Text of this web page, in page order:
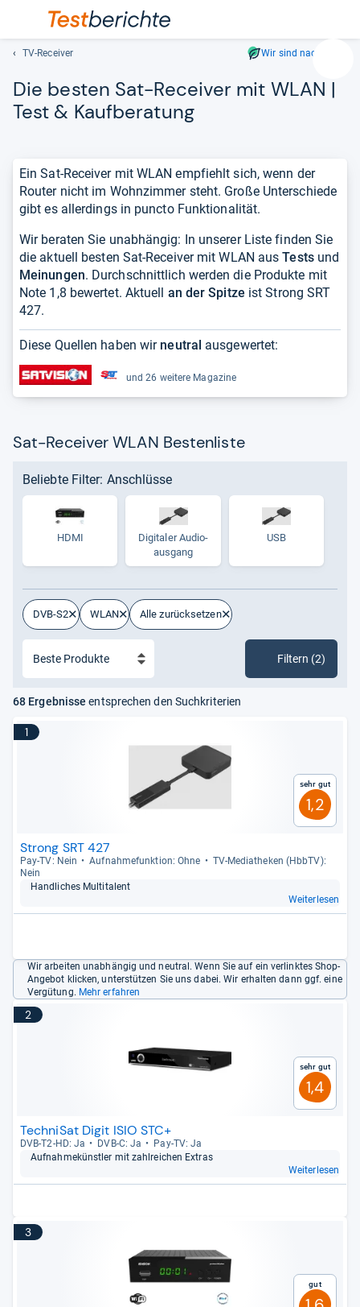
Geben
ein.
und
lassen
sich
mit
TV-Receiver Wir sind nachhaltig
Die bes­ten Sat-​Recei­ver mit WLAN |
Test & Kauf­be­ra­tung
Ein Sat-Receiver mit WLAN empfiehlt sich, wenn der
Router nicht im Wohnzimmer steht. Große Unterschiede
gibt es allerdings in puncto Funktionalität.
Wir beraten Sie unabhängig: In unserer Liste finden Sie
die aktuell besten Sat-Receiver mit WLAN ausTestsund
Meinungen. Durchschnittlich werden die Produkte mit
Note 1,8 bewertet. Aktuell an der Spitze ist Strong SRT
427.
Diese Quellen haben wir neutral ausgewertet:
und 26 weitere Magazine
Sat-Receiver WLAN Bestenliste
Beliebte Filter: Anschlüsse
HDMI
Digi­ta­ler Audio­
aus­gang
USB
DVB-S2 WLAN Alle zurücksetzen
Filtern (2)
68 Ergebnisse entsprechen den Suchkriterien
1
Sehr gut
1,2
Strong SRT 427
Pay-​TV: Nein Auf­nah­me­funk­tion: Ohne
TV-​Media­the­ken (HbbTV):
Nein
Hand­li­ches Mul­ti­ta­lent
Weiterlesen
Wir arbeiten unabhängig und neutral. Wenn Sie auf ein verlinktes Shop-
Angebot klicken, unterstützen Sie uns dabei. Wir erhalten dann ggf. eine
Vergütung. Mehr erfahren
2
Sehr gut
1,4
TechniSat Digit ISIO STC+
DVB-​T2-​HD: Ja DVB-​C: Ja
Pay-​TV: Ja
Auf­nah­me­künst­ler mit zahl­rei­chen Extras
Weiterlesen
3
Gut